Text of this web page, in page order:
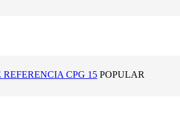
REFERENCIA CPG 15 POPULAR